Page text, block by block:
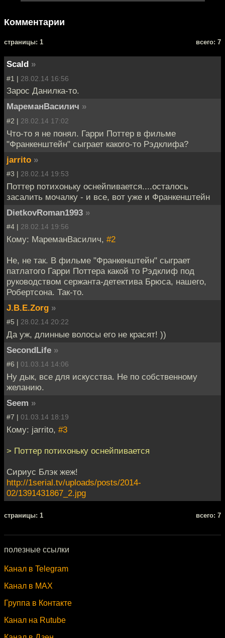
Комментарии
cтраницы: 1 всего: 7
Scald »
#1 | 28.02.14 16:56
Зарос Данилка-то.
МареманВасилич »
#2 | 28.02.14 17:02
Что-то я не понял. Гарри Поттер в фильме
"Франкенштейн" сыграет какого-то Рэдклифа?
jarrito »
#3 | 28.02.14 19:53
Поттер потихоньку оснейпивается....осталось
засалить мочалку - и все, вот уже и Франкенштейн
DietkovRoman1993 »
#4 | 28.02.14 19:56
Кому: МареманВасилич, #2
Не, не так. В фильме "Франкенштейн" сыграет
патлатого Гарри Поттера какой то Рэдклиф под
руководством сержанта-детектива Брюса, нашего,
Робертсона. Так-то.
J.B.E.Zorg »
#5 | 28.02.14 20:22
Да уж, длинные волосы его не красят! ))
SecondLife »
#6 | 01.03.14 14:06
Ну дык, все для искусства. Не по собственному
желанию.
Seem »
#7 | 01.03.14 18:19
Кому: jarrito, #3
> Поттер потихоньку оснейпивается
Сириус Блэк жеж!
http://1serial.tv/uploads/posts/2014-
02/1391431867_2.jpg
cтраницы: 1 всего: 7
полезные ссылки
Канал в Telegram
Канал в MAX
Группа в Контакте
Канал на Rutube